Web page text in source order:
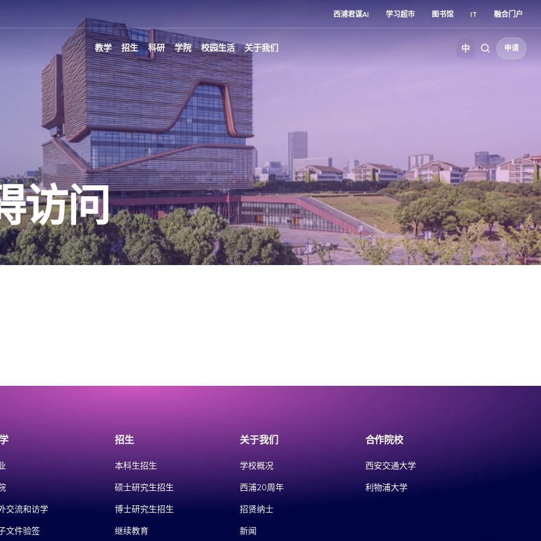
西浦君谋AI 学习超市 图书馆 IT 融合门户
教学 招生 科研 学院 校园生活 关于我们 中 申请
访问
交流和访学
文件验签
招生
本科生招生
硕士研究生招生
博士研究生招生
继续教育
关于我们
学校概况
西浦20周年
招贤纳士
新闻
合作院校
西安交通大学
利物浦大学